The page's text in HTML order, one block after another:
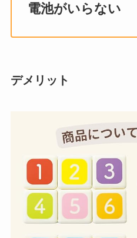
電池がいらない
デメリット